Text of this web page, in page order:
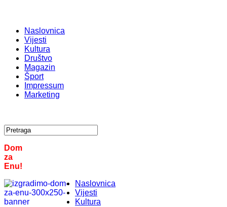
Naslovnica
Vijesti
Kultura
Društvo
Magazin
Šport
Impressum
Marketing
Dom
za
Enu!
Naslovnica
Vijesti
Kultura